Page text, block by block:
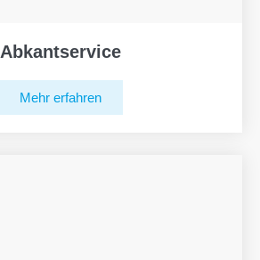
Abkantservice
Mehr erfahren